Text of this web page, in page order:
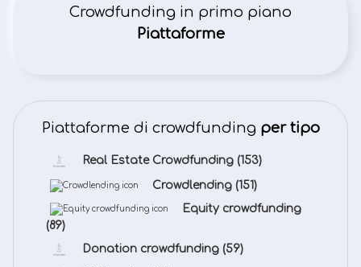
Crowdfunding in primo piano
Piattaforme
Piattaforme di crowdfunding per tipo
Real Estate Crowdfunding (153)
Crowdlending (151)
Equity crowdfunding
(89)
Donation crowdfunding (59)